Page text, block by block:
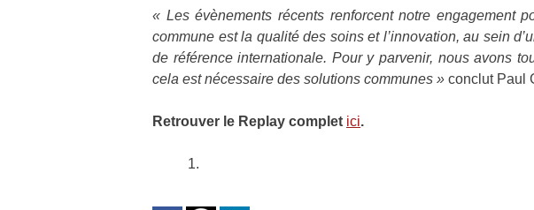
« Les évènements récents renforcent notre engagement
commune est la qualité des soins et l’innovation, au sein
de référence internationale. Pour y parvenir, nous avons
cela est nécessaire des solutions communes » conclut Paul
Retrouver le Replay complet ici.